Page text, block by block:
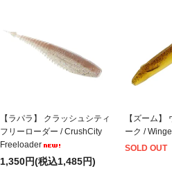
【ラパラ】 クラッシュシティ
フリーローダー / CrushCity
Freeloader
1,350円(税込1,485円)
【ズーム】
ーク /
SOLD OUT